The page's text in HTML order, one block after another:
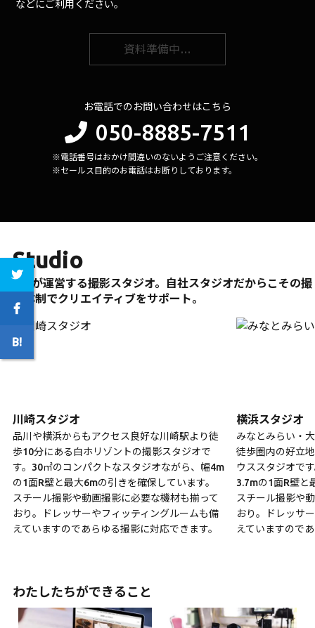
などにご利用ください。
資料準備中…
お電話でのお問い合わせはこちら
050-8885-7511
※電話番号はおかけ間違いのないようご注意ください。
※セールス目的のお電話はお断りしております。
Studio
296が運営する撮影スタジオ。自社スタジオだからこその撮
影体制でクリエイティブをサポート。
川崎スタジオ
品川や横浜からもアクセス良好な川崎駅より徒
歩10分にある白ホリゾントの撮影スタジオで
す。30㎡のコンパクトなスタジオながら、幅4m
の1面R壁と最大6mの引きを確保しています。
スチール撮影や動画撮影に必要な機材も揃って
おり。ドレッサーやフィッティングルームも備
えていますのであらゆる撮影に対応できます。
横浜スタジオ
みなとみらい・
徒歩圏内の好立
ウススタジオで
3.7mの1面R壁と
スチール撮影や
おり。ドレッサ
えていますので
わたしたちができること